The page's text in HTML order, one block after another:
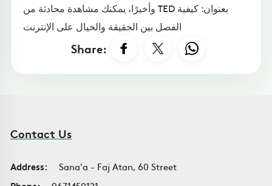
وأخيرًا، يمكنك مشاهدة محادثة من TED بعنوان: كيفية
الفصل بين الحقيقة والخيال على الإنترنت
Share:
Contact Us
Address:
Sana'a - Faj Atan, 60 Street